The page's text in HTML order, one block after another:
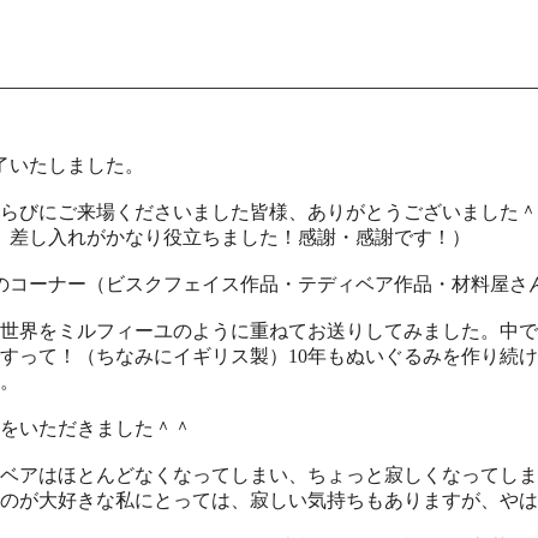
たしました。
びにご来場くださいました皆様、ありがとうございました
し入れがかなり役立ちました！感謝・感謝です！）
ーナー（ビスクフェイス作品・テディベア作品・材料屋
界をミルフィーユのように重ねてお送りしてみました。中
って！（ちなみにイギリス製）10年もぬいぐるみを作り続
いただきました＾＾
アはほとんどなくなってしまい、ちょっと寂しくなってし
が大好きな私にとっては、寂しい気持ちもありますが、や